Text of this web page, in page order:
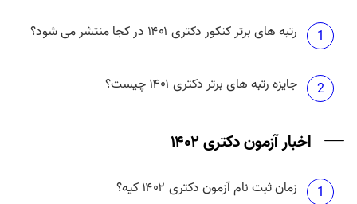
1 رتبه های برتر کنکور دکتری ۱۴۰۱ در کجا منتشر می شود؟
2 جایزه رتبه های برتر دکتری ۱۴۰۱ چیست؟
اخبار آزمون دکتری ۱۴۰۲
1 زمان ثبت نام آزمون دکتری ۱۴۰۲ کیه؟